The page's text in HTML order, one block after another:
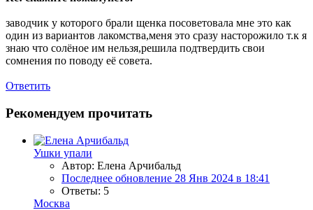
заводчик у которого брали щенка посоветовала мне это как
один из вариантов лакомства,меня это сразу насторожило т.к я
знаю что солёное им нельзя,решила подтвердить свои
сомнения по поводу её совета.
Ответить
Рекомендуем прочитать
Ушки упали
Автор: Елена Арчибальд
Последнее обновление 28 Янв 2024 в 18:41
Ответы: 5
Москва